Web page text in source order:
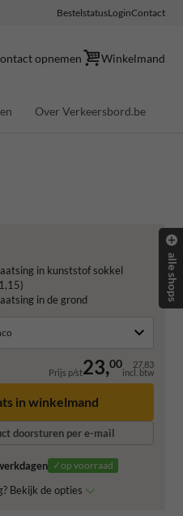
BestelstatusLoginContact
opnemen Winkelmand
Over Verkeersbord.be
in kunststof sokkel
in de grond
Prijs p/st23,00 27,83
incl. btw
in winkelmand
doorsturen per e-mail
✓op voorraad
Bekijk de opties
alle shops